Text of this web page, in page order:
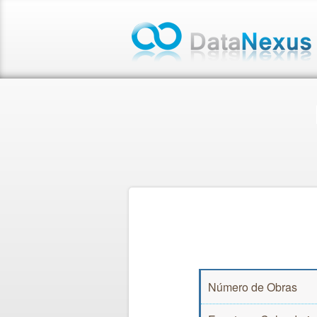
Número de Obras